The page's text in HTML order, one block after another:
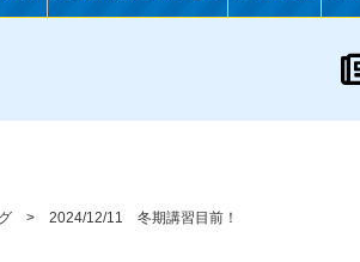
2024/12/11 冬期講習目前！